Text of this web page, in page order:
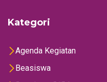
Kategori
Agenda Kegiatan
Beasiswa